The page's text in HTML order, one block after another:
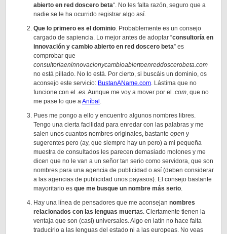
abierto en red doscero beta“. No les falta razón, seguro que a
nadie se le ha ocurrido registrar algo así.
Que lo primero es el dominio. Probablemente es un consejo
cargado de sapiencia. Lo mejor antes de adoptar “consultoría en
innovación y cambio abierto en red doscero beta” es
comprobar que
consultoriaeninnovacionycambioabiertoenreddoscerobeta.com
no está pillado. No lo está. Por cierto, si buscáis un dominio, os
aconsejo este servicio: BustanAName.com. Lástima que no
funcione con el .es. Aunque me voy a mover por el .com, que no
me pase lo que aAníbal .
Pues me pongo a ello y encuentro algunos nombres libres.
Tengo una cierta facilidad para enredar con las palabras y me
salen unos cuantos nombres originales, bastante open y
sugerentes pero (ay, que siempre hay un pero) a mi pequeña
muestra de consultados les parecen demasiado molones y me
dicen que no le van a un señor tan serio como servidora, que son
nombres para una agencia de publicidad o así (deben considerar
a las agencias de publicidad unos payasos). El consejo bastante
mayoritario es que me busque un nombre más serio.
Hay una línea de pensadores que me aconsejan nombres
relacionados con las lenguas muertas. Ciertamente tienen la
ventaja que son (casi) universales. Algo en latín no hace falta
traducirlo a las lenguas del estado ni a las europeas. No veas